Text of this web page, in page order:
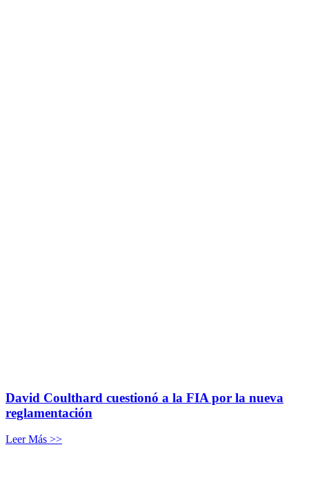
David Coulthard cuestionó a la FIA por la nueva
reglamentación
Leer Más >>